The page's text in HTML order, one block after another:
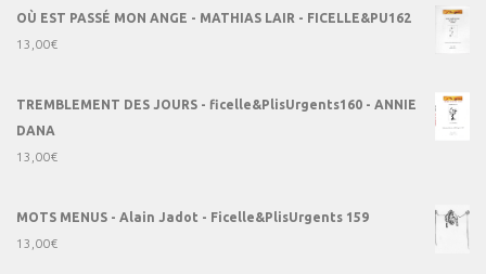
OÙ EST PASSÉ MON ANGE - MATHIAS LAIR - FICELLE&PU162
13,00€
TREMBLEMENT DES JOURS - ficelle&PlisUrgents160 - ANNIE
DANA
13,00€
MOTS MENUS - Alain Jadot - Ficelle&PlisUrgents 159
13,00€